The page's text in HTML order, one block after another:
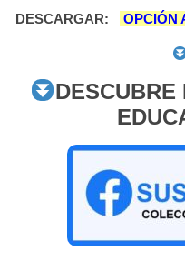
DESCARGAR: OPCIÓN
DESCUBRE